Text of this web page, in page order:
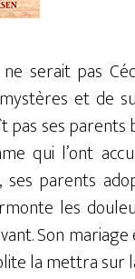
serait pas
et de
ses parents
qui l’ont
parents
les
Son
la mettra sur